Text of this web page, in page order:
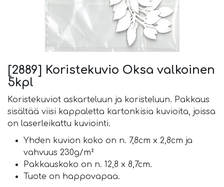
[2889] Koristekuvio Oksa valkoinen
5kpl
Koristekuviot askarteluun ja koristeluun. Pakkaus
sisältää viisi kappaletta kartonkisia kuvioita, joissa
on laserleikattu kuviointi.
Yhden kuvion koko on n. 7,8cm x 2,8cm ja
vahvuus 230g/m²
Pakkauskoko on n. 12,8 x 8,7cm.
Tuote on happovapaa.